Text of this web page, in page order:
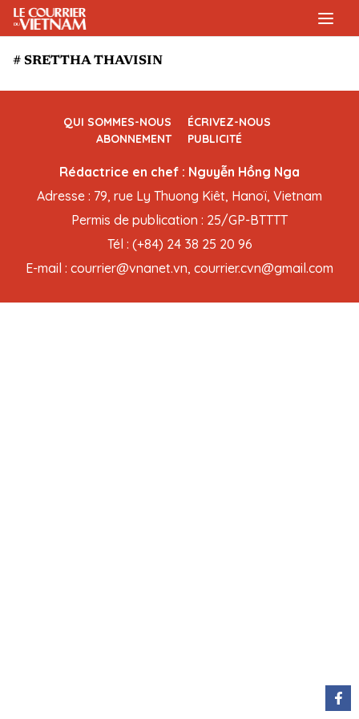
# SRETTHA THAVISIN
QUI SOMMES-NOUS
ÉCRIVEZ-NOUS
ABONNEMENT
PUBLICITÉ
Rédactrice en chef : Nguyễn Hồng Nga
Adresse : 79, rue Ly Thuong Kiêt, Hanoï, Vietnam
Permis de publication : 25/GP-BTTTT
Tél : (+84) 24 38 25 20 96
E-mail : courrier@vnanet.vn, courrier.cvn@gmail.com